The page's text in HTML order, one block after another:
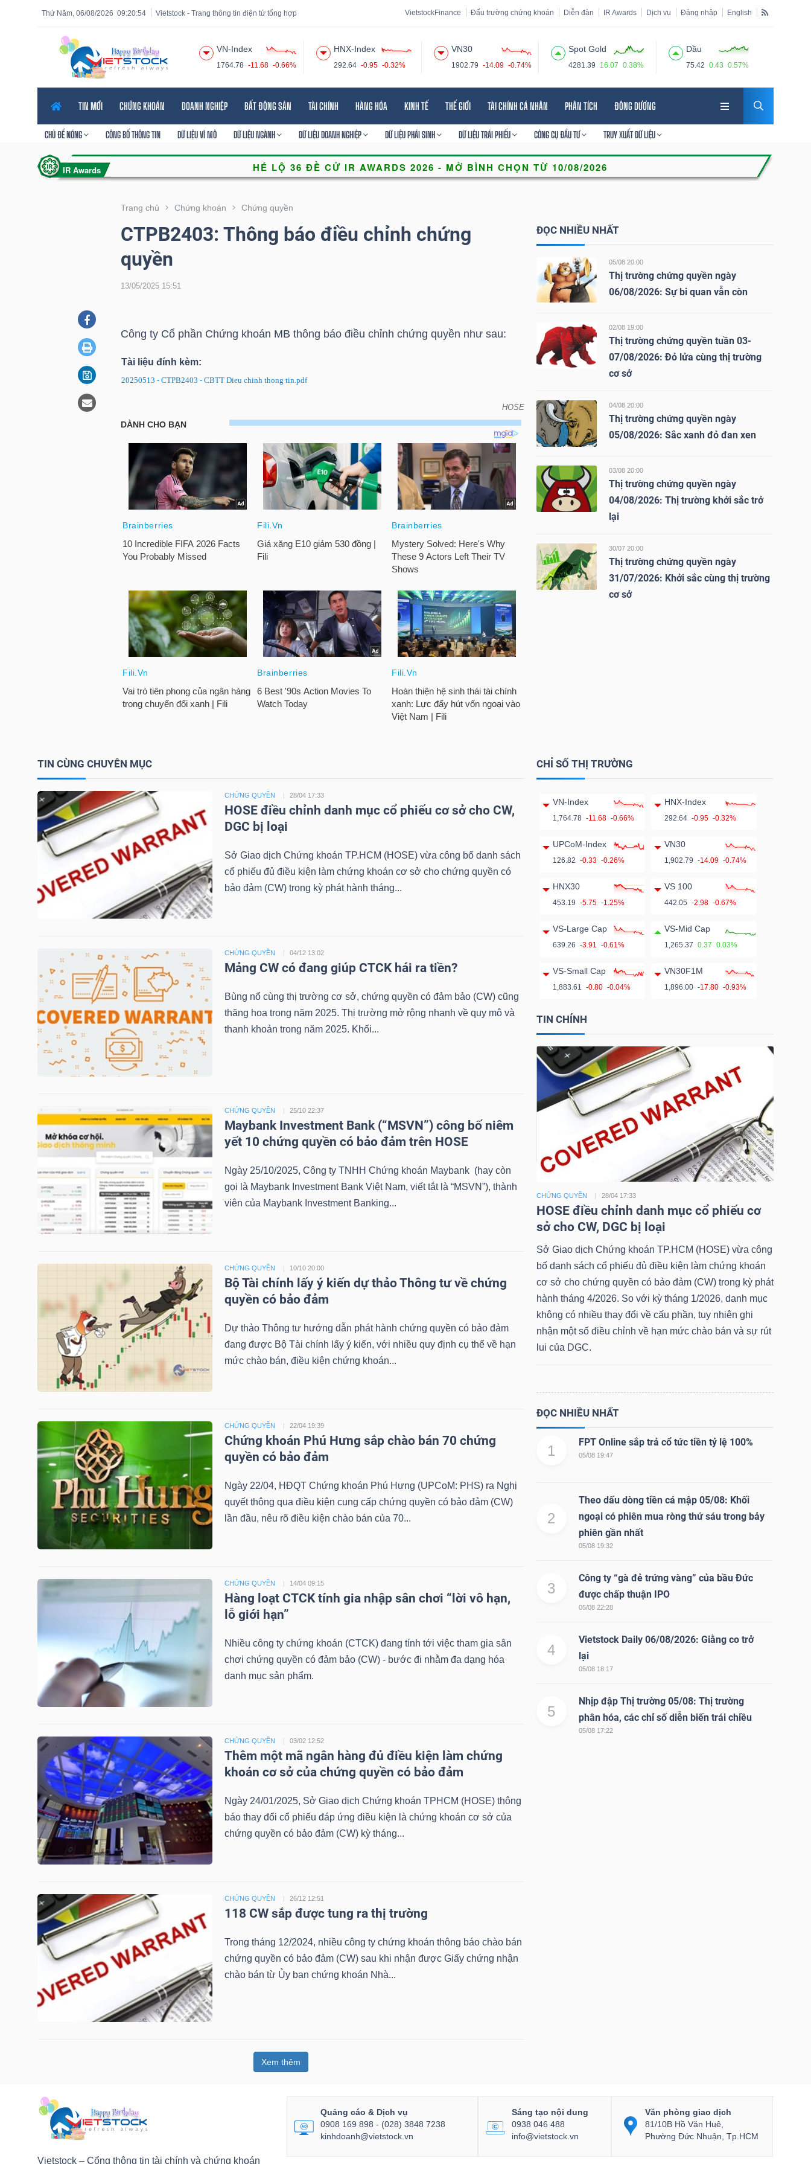
09:20:55
Thứ Năm, 06/08/2026 Vietstock - Trang thông tin điện tử tổng hợp VietstockFinance Đấu trường chứng khoán Diễn đàn IR Awards Dịch vụ Đăng nhập English
VN-Index
1764.78 -11.68 -0.66%
HNX-Index
292.64 -0.95 -0.32%
VN30
1902.79 -14.09 -0.74%
Spot Gold
4281.39 16.07 0.38%
Dầu
75.42 0.43 0.57%
TIN MỚI CHỨNG KHOÁN DOANH NGHIỆP BẤT ĐỘNG SẢN TÀI CHÍNH HÀNG HÓA KINH TẾ THẾ GIỚI TÀI CHÍNH CÁ NHÂN PHÂN TÍCH ĐÔNG DƯƠNG
CHỦ ĐỀ NÓNG CÔNG BỐ THÔNG TIN DỮ LIỆU VĨ MÔ DỮ LIỆU NGÀNH DỮ LIỆU DOANH NGHIỆP DỮ LIỆU PHÁI SINH DỮ LIỆU TRÁI PHIẾU CÔNG CỤ ĐẦU TƯ TRUY XUẤT DỮ LIỆU
Trang chủ Chứng khoán Chứng quyền
CTPB2403: Thông báo điều chỉnh chứng
quyền
13/05/2025 15:51
Công ty Cổ phần Chứng khoán MB thông báo điều chỉnh chứng quyền như sau:
Tài liệu đính kèm:
20250513 - CTPB2403 - CBTT Dieu chinh thong tin.pdf
HOSE
CTPB2403: Thông báo điều chỉnh chứng quyền
ĐỌC NHIỀU NHẤT
05/08 20:00
Thị trường chứng quyền ngày
06/08/2026: Sự bi quan vẫn còn
02/08 19:00
Thị trường chứng quyền tuần 03-
07/08/2026: Đỏ lửa cùng thị trường
cơ sở
04/08 20:00
Thị trường chứng quyền ngày
05/08/2026: Sắc xanh đỏ đan xen
03/08 20:00
Thị trường chứng quyền ngày
04/08/2026: Thị trường khởi sắc trở
lại
30/07 20:00
Thị trường chứng quyền ngày
31/07/2026: Khởi sắc cùng thị trường
cơ sở
TIN CÙNG CHUYÊN MỤC
CHỨNG QUYỀN 28/04 17:33
HOSE điều chỉnh danh mục cổ phiếu cơ sở cho CW,
DGC bị loại
Sở Giao dịch Chứng khoán TP.HCM (HOSE) vừa công bố danh sách
cổ phiếu đủ điều kiện làm chứng khoán cơ sở cho chứng quyền có
bảo đảm (CW) trong kỳ phát hành tháng...
CHỨNG QUYỀN 04/12 13:02
Mảng CW có đang giúp CTCK hái ra tiền?
Bùng nổ cùng thị trường cơ sở, chứng quyền có đảm bảo (CW) cũng
thăng hoa trong năm 2025. Thị trường mở rộng nhanh về quy mô và
thanh khoản trong năm 2025. Khối...
CHỨNG QUYỀN 25/10 22:37
Maybank Investment Bank (“MSVN”) công bố niêm
yết 10 chứng quyền có bảo đảm trên HOSE
Ngày 25/10/2025, Công ty TNHH Chứng khoán Maybank (hay còn
gọi là Maybank Investment Bank Việt Nam, viết tắt là “MSVN”), thành
viên của Maybank Investment Banking...
CHỨNG QUYỀN 10/10 20:00
Bộ Tài chính lấy ý kiến dự thảo Thông tư về chứng
quyền có bảo đảm
Dự thảo Thông tư hướng dẫn phát hành chứng quyền có bảo đảm
đang được Bộ Tài chính lấy ý kiến, với nhiều quy định cụ thể về hạn
mức chào bán, điều kiện chứng khoán...
CHỨNG QUYỀN 22/04 19:39
Chứng khoán Phú Hưng sắp chào bán 70 chứng
quyền có bảo đảm
Ngày 22/04, HĐQT Chứng khoán Phú Hưng (UPCoM: PHS) ra Nghị
quyết thông qua điều kiện cung cấp chứng quyền có bảo đảm (CW)
lần đầu, nêu rõ điều kiện chào bán của 70...
CHỨNG QUYỀN 14/04 09:15
Hàng loạt CTCK tính gia nhập sân chơi “lời vô hạn,
lỗ giới hạn”
Nhiều công ty chứng khoán (CTCK) đang tính tới việc tham gia sân
chơi chứng quyền có đảm bảo (CW) - bước đi nhằm đa dạng hóa
danh mục sản phẩm.
CHỨNG QUYỀN 03/02 12:52
Thêm một mã ngân hàng đủ điều kiện làm chứng
khoán cơ sở của chứng quyền có bảo đảm
Ngày 24/01/2025, Sở Giao dịch Chứng khoán TPHCM (HOSE) thông
báo thay đổi cổ phiếu đáp ứng điều kiện là chứng khoán cơ sở của
chứng quyền có bảo đảm (CW) kỳ tháng...
CHỨNG QUYỀN 26/12 12:51
118 CW sắp được tung ra thị trường
Trong tháng 12/2024, nhiều công ty chứng khoán thông báo chào bán
chứng quyền có bảo đảm (CW) sau khi nhận được Giấy chứng nhận
chào bán từ Ủy ban chứng khoán Nhà...
Xem thêm
CHỈ SỐ THỊ TRƯỜNG
VN-Index
1,764.78 -11.68 -0.66%
HNX-Index
292.64 -0.95 -0.32%
UPCoM-Index
126.82 -0.33 -0.26%
VN30
1,902.79 -14.09 -0.74%
HNX30
453.19 -5.75 -1.25%
VS 100
442.05 -2.98 -0.67%
VS-Large Cap
639.26 -3.91 -0.61%
VS-Mid Cap
1,265.37 0.37 0.03%
VS-Small Cap
1,883.61 -0.80 -0.04%
VN30F1M
1,896.00 -17.80 -0.93%
TIN CHÍNH
CHỨNG QUYỀN 28/04 17:33
HOSE điều chỉnh danh mục cổ phiếu cơ
sở cho CW, DGC bị loại
Sở Giao dịch Chứng khoán TP.HCM (HOSE) vừa công
bố danh sách cổ phiếu đủ điều kiện làm chứng khoán
cơ sở cho chứng quyền có bảo đảm (CW) trong kỳ phát
hành tháng 4/2026. So với kỳ tháng 1/2026, danh mục
không có nhiều thay đổi về cấu phần, tuy nhiên ghi
nhận một số điều chỉnh về hạn mức chào bán và sự rút
lui của DGC.
ĐỌC NHIỀU NHẤT
1
FPT Online sắp trả cổ tức tiền tỷ lệ 100%
05/08 19:47
2
Theo dấu dòng tiền cá mập 05/08: Khối
ngoại có phiên mua ròng thứ sáu trong bảy
phiên gần nhất
05/08 19:32
3
Công ty “gà đẻ trứng vàng” của bầu Đức
được chấp thuận IPO
05/08 22:28
4
Vietstock Daily 06/08/2026: Giằng co trở
lại
05/08 18:17
5
Nhịp đập Thị trường 05/08: Thị trường
phân hóa, các chỉ số diễn biến trái chiều
05/08 17:22
Vietstock – Cổng thông tin tài chính và chứng khoán
Quảng cáo & Dịch vụ
0908 169 898 - (028) 3848 7238
kinhdoanh@vietstock.vn
Sáng tạo nội dung
0938 046 488
info@vietstock.vn
Văn phòng giao dịch
81/10B Hồ Văn Huê,
Phường Đức Nhuận, Tp.HCM
Tính năng
năng
VIETSTOCK
ĐÔNG
CHÍNH
NHÂN
VIETSTOCKFINANCE
NGÀNH
NGHIỆP
CÔNG
TRUY
NĂNG
LƯỢNG
NGUYÊN
VẬT
LIỆU
CÔNG
TIÊU
DÙNG
KHÔNG